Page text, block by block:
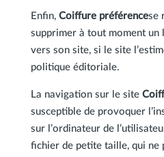
Enfin, Coiffure préférencese
supprimer à tout moment
vers son site, si le site
politique éditoriale.
La navigation sur le site
susceptible de provoquer
sur l’ordinateur de
fichier de petite taille, qui ne